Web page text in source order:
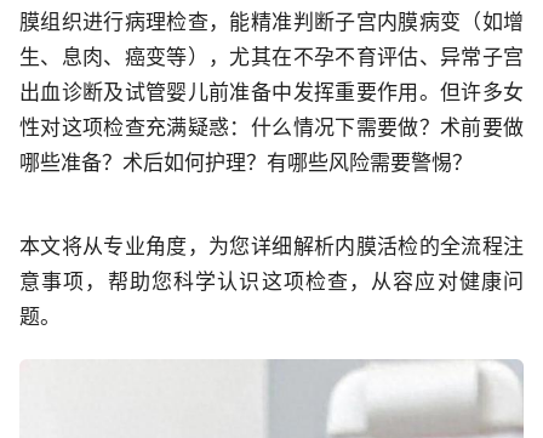
膜组织进行病理检查，能精准判断子宫内膜病变（如增
生、息肉、癌变等），尤其在不孕不育评估、异常子宫
出血诊断及试管婴儿前准备中发挥重要作用。但许多女
性对这项检查充满疑惑：什么情况下需要做？术前要做
哪些准备？术后如何护理？有哪些风险需要警惕？
本文将从专业角度，为您详细解析内膜活检的全流程注
意事项，帮助您科学认识这项检查，从容应对健康问
题。